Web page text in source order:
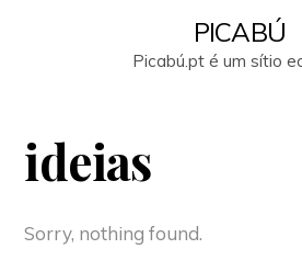
PICABÚ
Picabú.pt é um sítio
ideias
Sorry, nothing found.